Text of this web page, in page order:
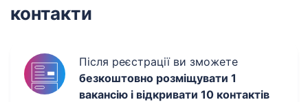
контакти
Після реєстрації ви зможете
безкоштовно розміщувати 1
вакансію і відкривати 10 контактів